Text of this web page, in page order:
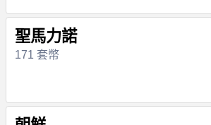
聖馬力諾
171 套幣